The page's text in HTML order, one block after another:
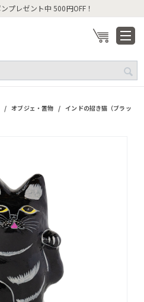
プレゼント中 500円OFF！
/ オブジェ・置物 / インドの招き猫（ブラッ